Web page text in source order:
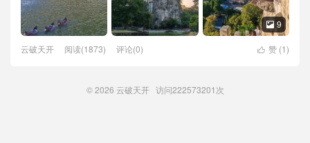
 9
 赞 (1)
云破天开 阅读(1873) 评论(0)
© 2026 云破天开访问222573201次